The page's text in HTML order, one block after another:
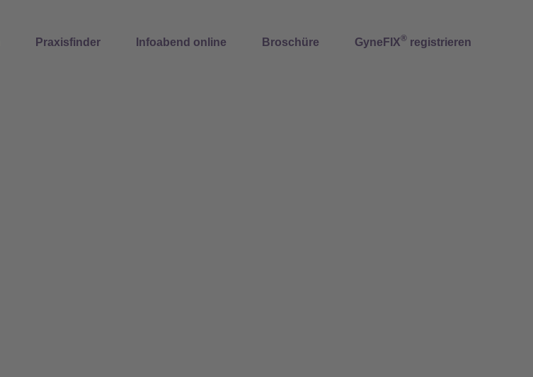
Praxisfinder Infoabend online Broschüre GyneFIX® registrieren